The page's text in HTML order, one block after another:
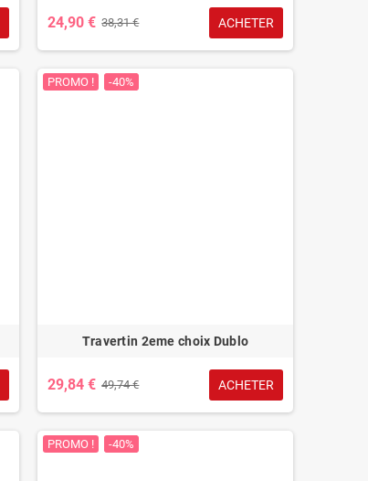
24,90 € 38,31 € ACHETER
PROMO ! -40%
Travertin 2eme choix Dublo
29,84 € 49,74 € ACHETER
PROMO ! -40%